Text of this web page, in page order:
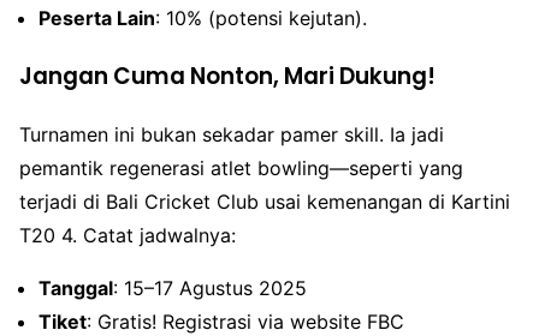
Peserta Lain: 10% (potensi kejutan).
Jangan Cuma Nonton, Mari Dukung!
Turnamen ini bukan sekadar pamer skill. Ia jadi
pemantik regenerasi atlet bowling—seperti yang
terjadi di Bali Cricket Club usai kemenangan di Kartini
T20 4. Catat jadwalnya:
Tanggal: 15–17 Agustus 2025
Tiket: Gratis! Registrasi via website FBC